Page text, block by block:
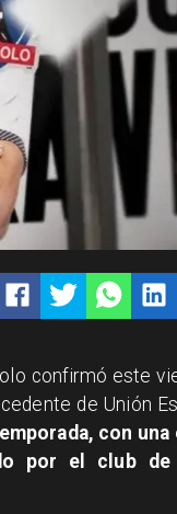
confirmó este
de Unión
con
por el club de